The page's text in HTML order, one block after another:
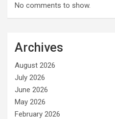
No comments to show.
Archives
August 2026
July 2026
June 2026
May 2026
February 2026